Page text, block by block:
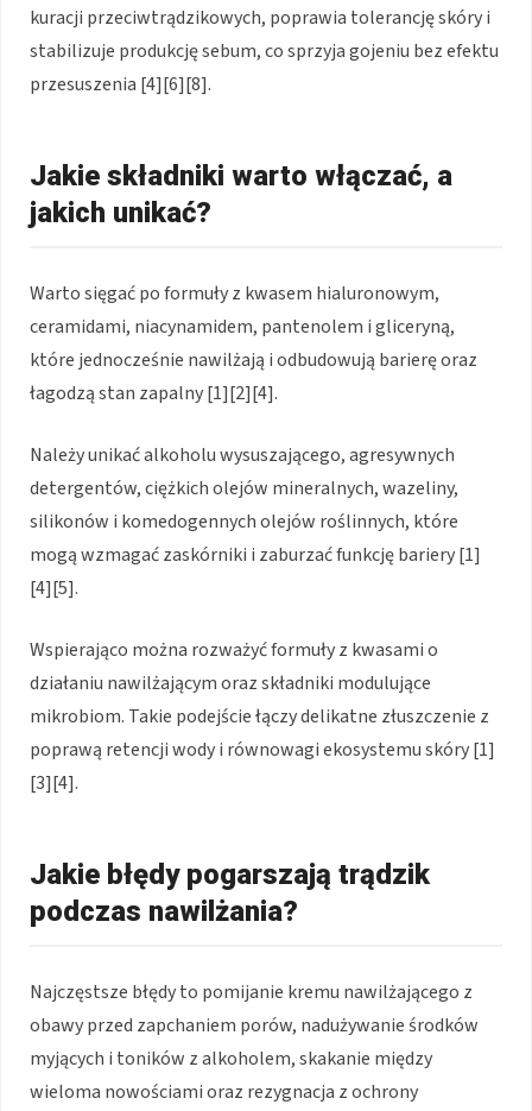
kuracji przeciwtrądzikowych, poprawia tolerancję skóry i
stabilizuje produkcję sebum, co sprzyja gojeniu bez efektu
przesuszenia [4][6][8].
Jakie składniki warto włączać, a
jakich unikać?
Warto sięgać po formuły z kwasem hialuronowym,
ceramidami, niacynamidem, pantenolem i gliceryną,
które jednocześnie nawilżają i odbudowują barierę oraz
łagodzą stan zapalny [1][2][4].
Należy unikać alkoholu wysuszającego, agresywnych
detergentów, ciężkich olejów mineralnych, wazeliny,
silikonów i komedogennych olejów roślinnych, które
mogą wzmagać zaskórniki i zaburzać funkcję bariery [1]
[4][5].
Wspierająco można rozważyć formuły z kwasami o
działaniu nawilżającym oraz składniki modulujące
mikrobiom. Takie podejście łączy delikatne złuszczenie z
poprawą retencji wody i równowagi ekosystemu skóry [1]
[3][4].
Jakie błędy pogarszają trądzik
podczas nawilżania?
Najczęstsze błędy to pomijanie kremu nawilżającego z
obawy przed zapchaniem porów, nadużywanie środków
myjących i toników z alkoholem, skakanie między
wieloma nowościami oraz rezygnacja z ochrony